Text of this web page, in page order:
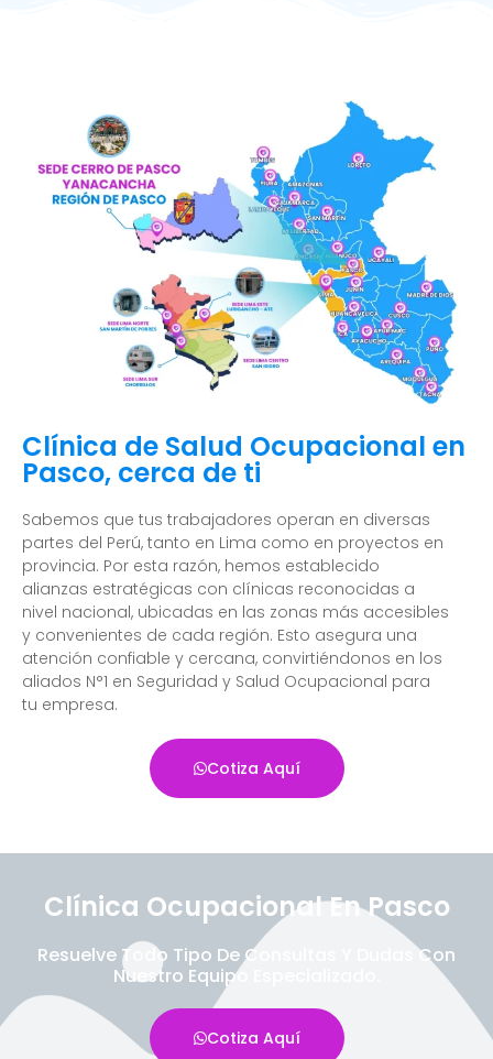
Clínica de Salud Ocupacional en
Pasco, cerca de ti
Sabemos que tus trabajadores operan en diversas
partes del Perú, tanto en Lima como en proyectos en
provincia. Por esta razón, hemos establecido
alianzas estratégicas con clínicas reconocidas a
nivel nacional, ubicadas en las zonas más accesibles
y convenientes de cada región. Esto asegura una
atención confiable y cercana, convirtiéndonos en los
aliados N°1 en Seguridad y Salud Ocupacional para
tu empresa.
Cotiza Aquí
Clínica Ocupacional En Pasco
Resuelve Todo Tipo De Consultas Y Dudas Con
Nuestro Equipo Especializado.
Cotiza Aquí